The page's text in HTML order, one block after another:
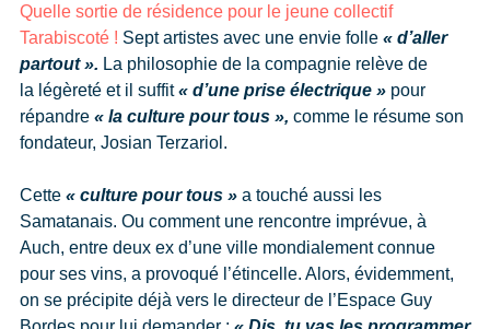
Quelle sortie de résidence pour le jeune collectif
Tarabiscoté ! Sept artistes avec une envie folle « d’aller
partout ». La philosophie de la compagnie relève de
la légèreté et il suffit« d’une prise électrique »pour
répandre « la culture pour tous », comme le résume son
fondateur, Josian Terzariol.
Cette « culture pour tous »a touché aussi les
Samatanais. Ou comment une rencontre imprévue, à
Auch, entre deux ex d’une ville mondialement connue
pour ses vins, a provoqué l’étincelle. Alors, évidemment,
on se précipite déjà vers le directeur de l’Espace Guy